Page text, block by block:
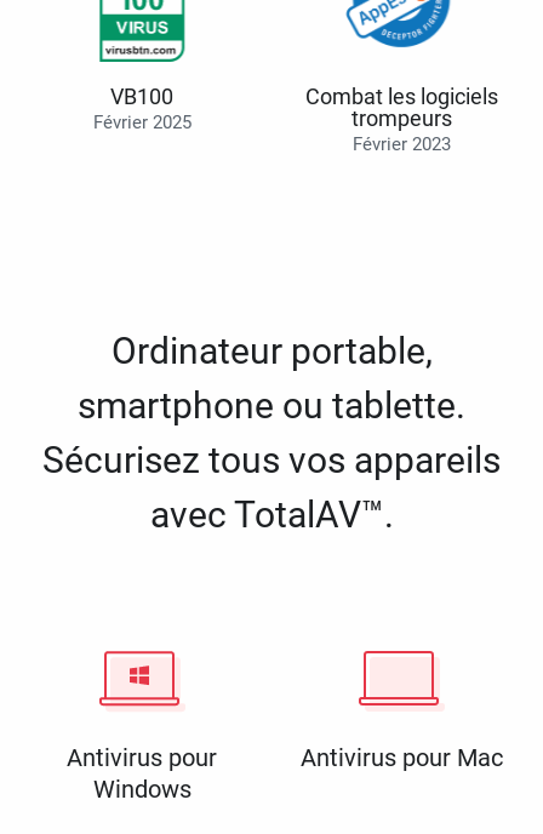
VB100
Février 2025
Combat les logiciels
trompeurs
Février 2023
Ordinateur portable,
smartphone ou tablette.
Sécurisez tous vos appareils
avec TotalAV™.
Antivirus pour
Windows
Antivirus pour Mac